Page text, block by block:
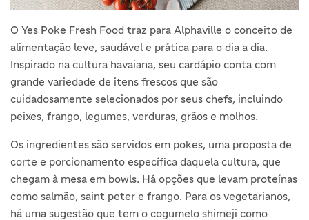
O Yes Poke Fresh Food traz para Alphaville o conceito de
alimentação leve, saudável e prática para o dia a dia.
Inspirado na cultura havaiana, seu cardápio conta com
grande variedade de itens frescos que são
cuidadosamente selecionados por seus chefs, incluindo
peixes, frango, legumes, verduras, grãos e molhos.
Os ingredientes são servidos em pokes, uma proposta de
corte e porcionamento específica daquela cultura, que
chegam à mesa em bowls. Há opções que levam proteínas
como salmão, saint peter e frango. Para os vegetarianos,
há uma sugestão que tem o cogumelo shimeji como